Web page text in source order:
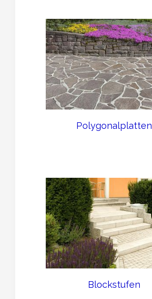
Polygonalplatten
Blockstufen